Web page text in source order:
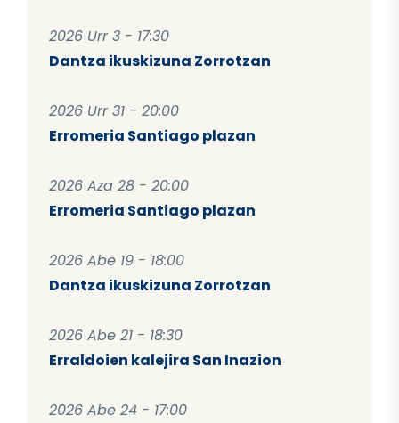
2026 Urr 3 - 17:30
Dantza ikuskizuna Zorrotzan
2026 Urr 31 - 20:00
Erromeria Santiago plazan
2026 Aza 28 - 20:00
Erromeria Santiago plazan
2026 Abe 19 - 18:00
Dantza ikuskizuna Zorrotzan
2026 Abe 21 - 18:30
Erraldoien kalejira San Inazion
2026 Abe 24 - 17:00